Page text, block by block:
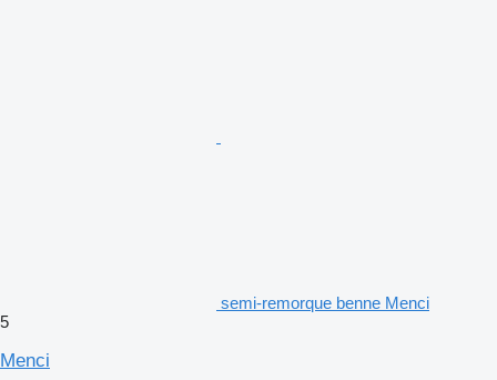
semi-remorque benne Menci
5
Menci